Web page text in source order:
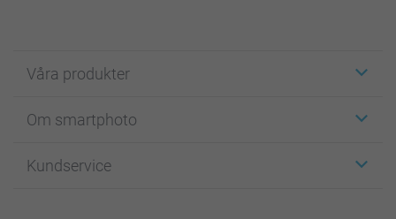
Våra produkter
Fotokort
Fotoböcker
Om smartphoto
För affiliates
Kundservice